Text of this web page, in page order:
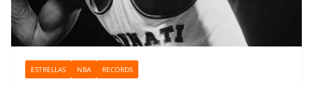
ESTRELLAS NBA RECORDS